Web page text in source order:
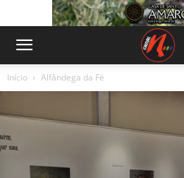
Início Alfândega da Fé